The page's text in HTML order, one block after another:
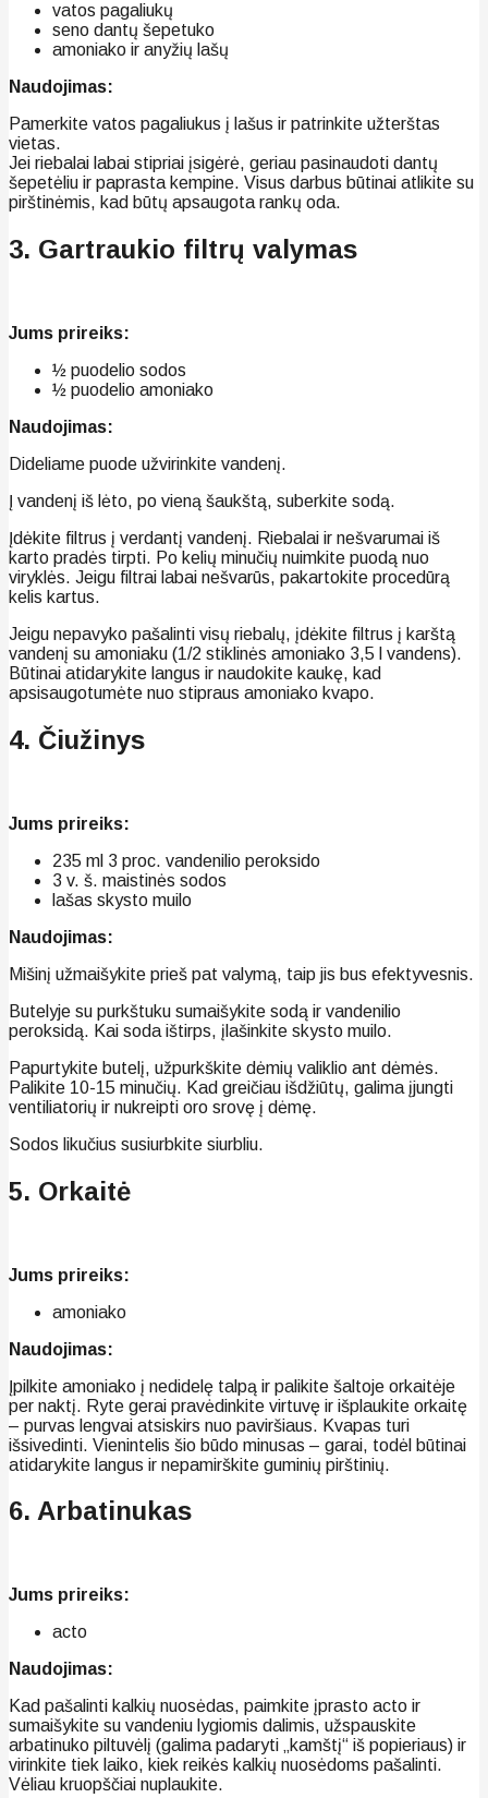
vatos pagaliukų
seno dantų šepetuko
amoniako ir anyžių lašų
Naudojimas:
Pamerkite vatos pagaliukus į lašus ir patrinkite užterštas
vietas.
Jei riebalai labai stipriai įsigėrė, geriau pasinaudoti dantų
šepetėliu ir paprasta kempine. Visus darbus būtinai atlikite su
pirštinėmis, kad būtų apsaugota rankų oda.
3. Gartraukio filtrų valymas
Jums prireiks:
½ puodelio sodos
½ puodelio amoniako
Naudojimas:
Dideliame puode užvirinkite vandenį.
Į vandenį iš lėto, po vieną šaukštą, suberkite sodą.
Įdėkite filtrus į verdantį vandenį. Riebalai ir nešvarumai iš
karto pradės tirpti. Po kelių minučių nuimkite puodą nuo
viryklės. Jeigu filtrai labai nešvarūs, pakartokite procedūrą
kelis kartus.
Jeigu nepavyko pašalinti visų riebalų, įdėkite filtrus į karštą
vandenį su amoniaku (1/2 stiklinės amoniako 3,5 l vandens).
Būtinai atidarykite langus ir naudokite kaukę, kad
apsisaugotumėte nuo stipraus amoniako kvapo.
4. Čiužinys
Jums prireiks:
235 ml 3 proc. vandenilio peroksido
3 v. š. maistinės sodos
lašas skysto muilo
Naudojimas:
Mišinį užmaišykite prieš pat valymą, taip jis bus efektyvesnis.
Butelyje su purkštuku sumaišykite sodą ir vandenilio
peroksidą. Kai soda ištirps, įlašinkite skysto muilo.
Papurtykite butelį, užpurkškite dėmių valiklio ant dėmės.
Palikite 10-15 minučių. Kad greičiau išdžiūtų, galima įjungti
ventiliatorių ir nukreipti oro srovę į dėmę.
Sodos likučius susiurbkite siurbliu.
5. Orkaitė
Jums prireiks:
amoniako
Naudojimas:
Įpilkite amoniako į nedidelę talpą ir palikite šaltoje orkaitėje
per naktį. Ryte gerai pravėdinkite virtuvę ir išplaukite orkaitę
– purvas lengvai atsiskirs nuo paviršiaus. Kvapas turi
išsivedinti. Vienintelis šio būdo minusas – garai, todėl būtinai
atidarykite langus ir nepamirškite guminių pirštinių.
6. Arbatinukas
Jums prireiks:
acto
Naudojimas:
Kad pašalinti kalkių nuosėdas, paimkite įprasto acto ir
sumaišykite su vandeniu lygiomis dalimis, užspauskite
arbatinuko piltuvėlį (galima padaryti „kamštį“ iš popieriaus) ir
virinkite tiek laiko, kiek reikės kalkių nuosėdoms pašalinti.
Vėliau kruopščiai nuplaukite.